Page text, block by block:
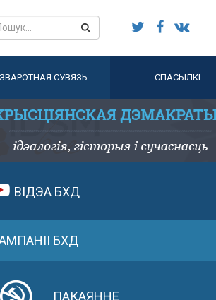
ЗВАРОТНАЯ СУВЯЗЬ СПАСЫЛКІ
ВІДЭА БХД
БХД
ПАКАЯННЕ